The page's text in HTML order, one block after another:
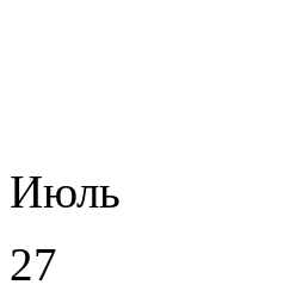
Июль
27